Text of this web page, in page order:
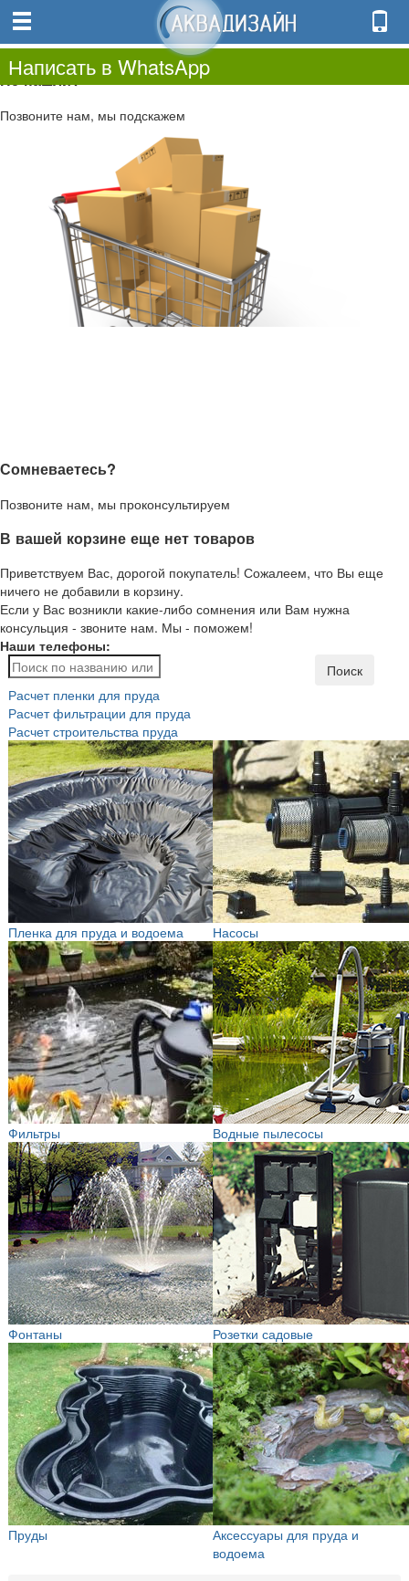
0.00
0
Не нашли?
Позвоните нам, мы подскажем
Сомневаетесь?
Позвоните нам, мы проконсультируем
В вашей корзине еще нет товаров
Приветствуем Вас, дорогой покупатель! Сожалеем, что Вы еще
ничего не добавили в корзину.
Если у Вас возникли какие-либо сомнения или Вам нужна
консульция - звоните нам. Мы - поможем!
Наши телефоны:
Написать в WhatsApp
Поиск
Расчет пленки для пруда
Расчет фильтрации для пруда
Расчет строительства пруда
Пленка для пруда и водоема Насосы
Фильтры Водные пылесосы
Фонтаны Розетки садовые
Пруды
Аксессуары для пруда и
водоема